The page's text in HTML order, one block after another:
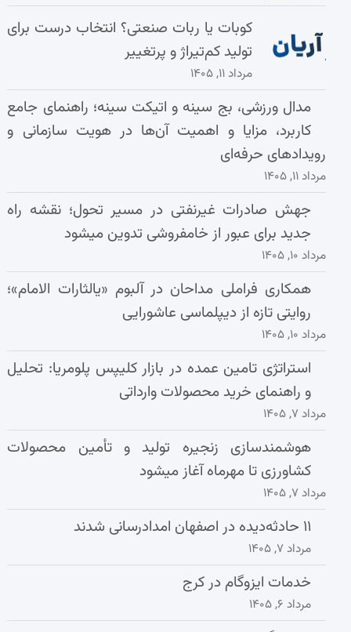
کوبات یا ربات صنعتی؟ انتخاب درست برای
تولید کم‌تیراژ و پرتغییر
مرداد ۱۱, ۱۴۰۵
مدال ورزشی، بج سینه و اتیکت سینه؛ راهنمای جامع
کاربرد، مزایا و اهمیت آن‌ها در هویت سازمانی و
رویدادهای حرفه‌ای
مرداد ۱۱, ۱۴۰۵
جهش صادرات غیرنفتی در مسیر تحول؛ نقشه راه
جدید برای عبور از خامفروشی تدوین میشود
مرداد ۱۰, ۱۴۰۵
همکاری فراملی مداحان در آلبوم «یالثارات الامام»؛
روایتی تازه از دیپلماسی عاشورایی
مرداد ۱۰, ۱۴۰۵
استراتژی تامین عمده در بازار کلیپس پلومریا: تحلیل
و راهنمای خرید محصولات وارداتی
مرداد ۷, ۱۴۰۵
هوشمندسازی زنجیره تولید و تأمین محصولات
کشاورزی تا مهرماه آغاز میشود
مرداد ۷, ۱۴۰۵
۱۱ حادثه‌دیده در اصفهان امدادرسانی شدند
مرداد ۷, ۱۴۰۵
خدمات ایزوگام در کرج
مرداد ۶, ۱۴۰۵